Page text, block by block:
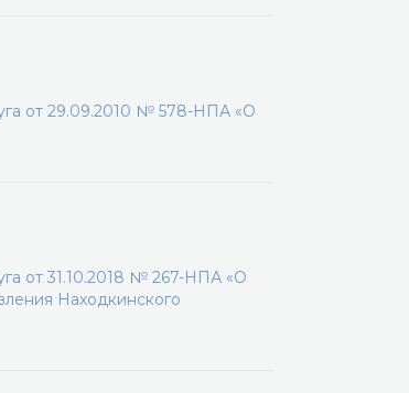
от 29.09.2010 № 578-НПА «О
от 31.10.2018 № 267-НПА «О
Находкинского